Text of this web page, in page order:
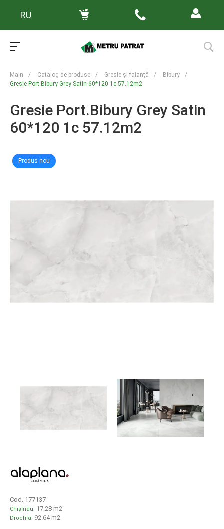
RU
Main / Catalog de produse / Gresie și faianță / Bibury
/
Gresie Port.Bibury Grey Satin 60*120 1с 57.12m2
Gresie Port.Bibury Grey Satin
60*120 1с 57.12m2
Produs nou
Cod. 177137
Chișinău: 17.28 m2
Drochia: 92.64 m2